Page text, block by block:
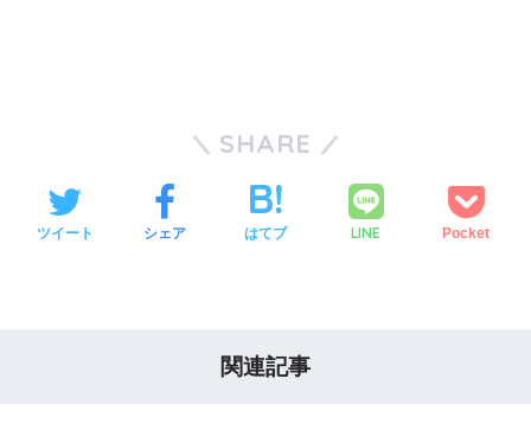
SHARE
ツイート シェア はてブ LINE Pocket
関連記事